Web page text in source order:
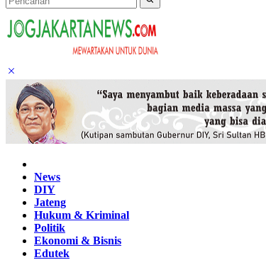
News
DIY
Jateng
Hukum & Kriminal
Politik
Ekonomi & Bisnis
Edutek